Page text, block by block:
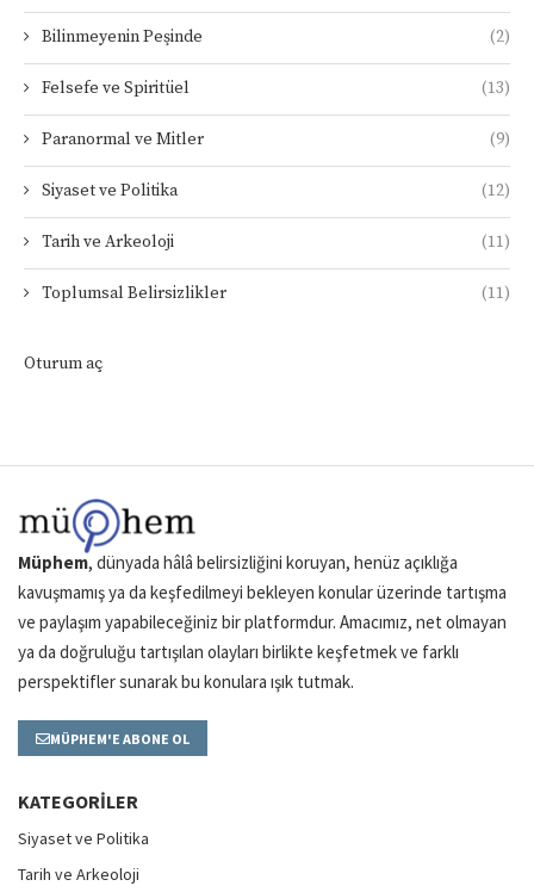
Bilinmeyenin Peşinde (2)
Felsefe ve Spiritüel (13)
Paranormal ve Mitler (9)
Siyaset ve Politika (12)
Tarih ve Arkeoloji (11)
Toplumsal Belirsizlikler (11)
Oturum aç
Müphem, dünyada hâlâ belirsizliğini koruyan, henüz açıklığa
kavuşmamış ya da keşfedilmeyi bekleyen konular üzerinde tartışma
ve paylaşım yapabileceğiniz bir platformdur. Amacımız, net olmayan
ya da doğruluğu tartışılan olayları birlikte keşfetmek ve farklı
perspektifler sunarak bu konulara ışık tutmak.
MÜPHEM'E ABONE OL
KATEGORILER
Siyaset ve Politika
Tarih ve Arkeoloji